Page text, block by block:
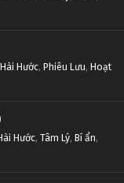
Hài Hước, Phiêu Lưu, Hoạt
Hước, Tâm Lý, Bí ẩn,